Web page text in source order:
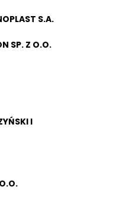
S.A.
SP. Z O.O.
I